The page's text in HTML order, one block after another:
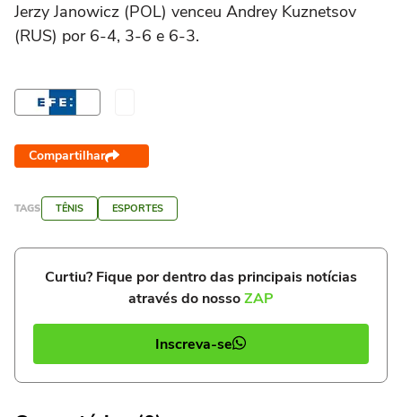
Jerzy Janowicz (POL) venceu Andrey Kuznetsov
(RUS) por 6-4, 3-6 e 6-3.
Compartilhar
TAGS TÊNIS ESPORTES
Curtiu? Fique por dentro das principais notícias
através do nossoZAP
Inscreva-se